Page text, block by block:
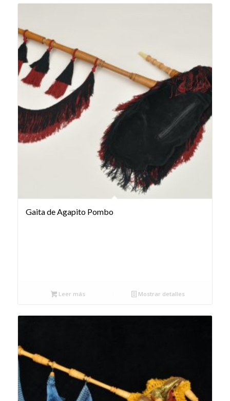
Gaita de Agapito Pombo
Leer más Mostrar detalles